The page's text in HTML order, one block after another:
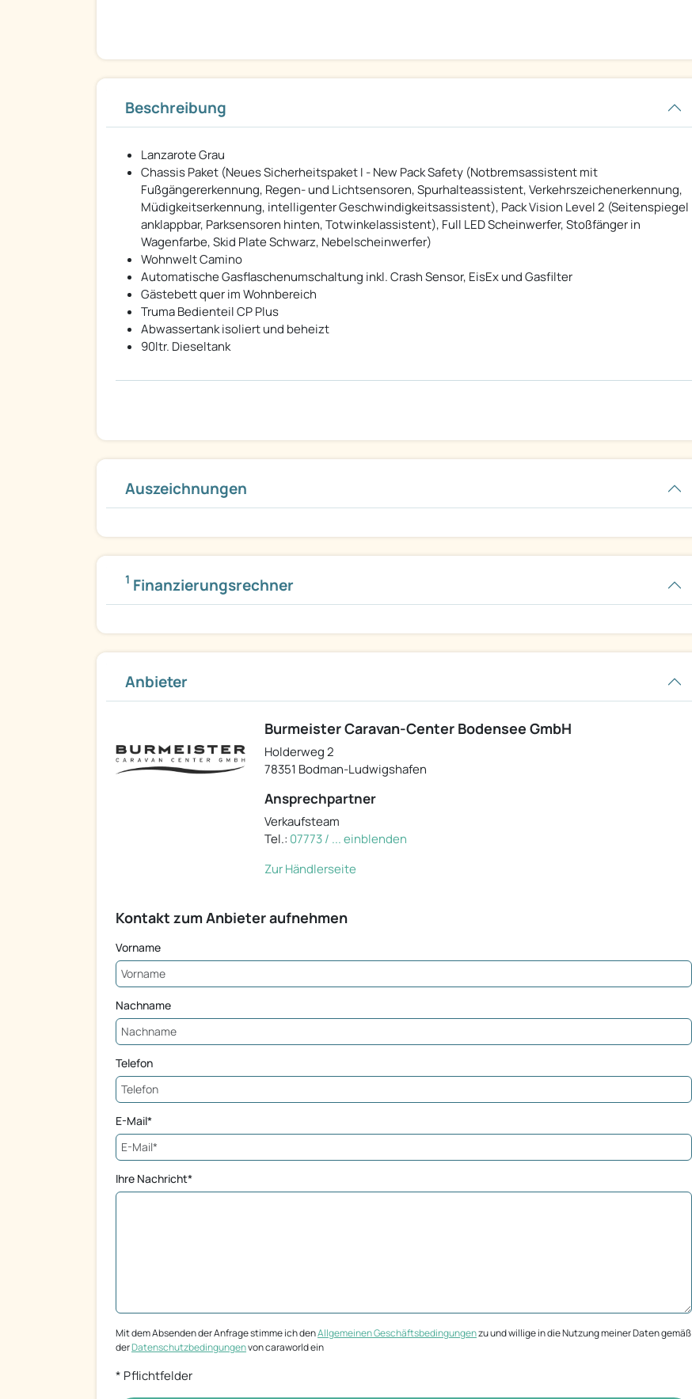
Beschreibung
Lanzarote Grau
Chassis Paket (Neues Sicherheitspaket I - New Pack Safety (Notbremsassistent mit
Fußgängererkennung, Regen- und Lichtsensoren, Spurhalteassistent, Verkehrszeichenerkennung,
Müdigkeitserkennung, intelligenter Geschwindigkeitsassistent), Pack Vision Level 2 (Seitenspiegel
anklappbar, Parksensoren hinten, Totwinkelassistent), Full LED Scheinwerfer, Stoßfänger in
Wagenfarbe, Skid Plate Schwarz, Nebelscheinwerfer)
Wohnwelt Camino
Automatische Gasflaschenumschaltung inkl. Crash Sensor, EisEx und Gasfilter
Gästebett quer im Wohnbereich
Truma Bedienteil CP Plus
Abwassertank isoliert und beheizt
90ltr. Dieseltank
Auszeichnungen
1 Finanzierungsrechner
Anbieter
Burmeister Caravan-Center Bodensee GmbH
Holderweg 2
78351 Bodman-Ludwigshafen
Ansprechpartner
Verkaufsteam
Tel.: 07773 / ... einblenden
Zur Händlerseite
Kontakt zum Anbieter aufnehmen
Vorname
Nachname
Telefon
E-Mail*
Ihre Nachricht*
Mit dem Absenden der Anfrage stimme ich denAllgemeinen Geschäftsbedingungenzu und willige in die Nutzung meiner Daten gemäß
derDatenschutzbedingungenvon caraworld ein
* Pflichtfelder